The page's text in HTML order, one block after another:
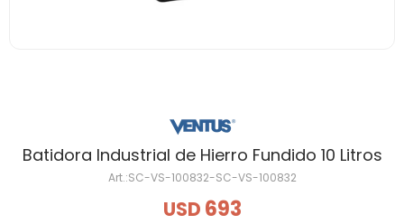
Batidora Industrial de Hierro Fundido 10 Litros
SC-VS-100832-SC-VS-100832
USD 693